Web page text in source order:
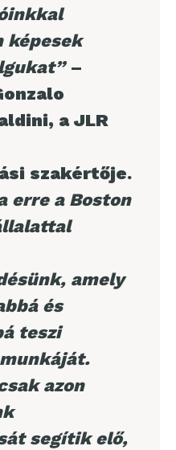
képesek
–
a JLR
szakértője.
erre a Boston
amely
és
teszi
azon
segítik elő,